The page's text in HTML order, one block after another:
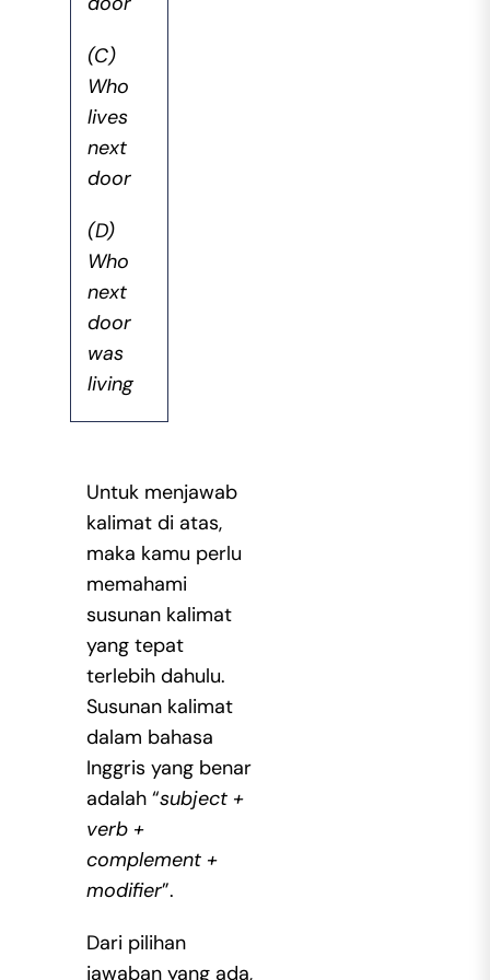
(C)
Who
lives
next
door
(D)
Who
next
door
was
living
Untuk menjawab
kalimat di atas,
maka kamu perlu
memahami
susunan kalimat
yang tepat
terlebih dahulu.
Susunan kalimat
dalam bahasa
Inggris yang benar
adalah “subject +
verb +
complement +
modifier”.
Dari pilihan
jawaban yang ada,